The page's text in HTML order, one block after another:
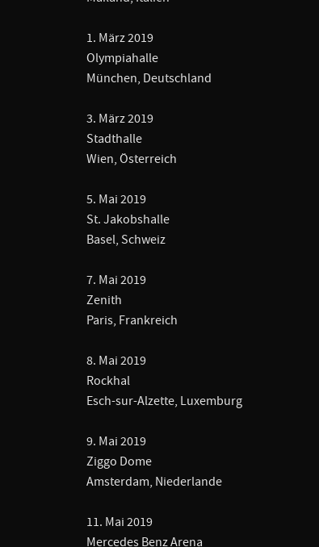
1. März 2019
Olympiahalle
München, Deutschland
3. März 2019
Stadthalle
Wien, Österreich
5. Mai 2019
St. Jakobshalle
Basel, Schweiz
7. Mai 2019
Zenith
Paris, Frankreich
8. Mai 2019
Rockhal
Esch-sur-Alzette, Luxemburg
9. Mai 2019
Ziggo Dome
Amsterdam, Niederlande
11. Mai 2019
Mercedes Benz Arena